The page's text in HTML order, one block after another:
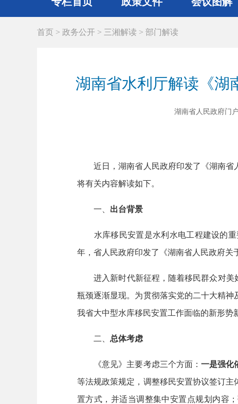
首页 > 政务公开 > 三湘解读 > 部门解读
湖南省水利厅解读《湖
湖南省人民政府门
近日，湖南省人民政府印发了《湖南省人
将有关内容解读如下。
一、 出台背景
水库移民安置是水利水电工程建设的重
年，省人民政府印发了《湖南省人民政府关
进入新时代新征程，随着移民群众对美
瓶颈逐渐显现。为贯彻落实党的二十大精
我省大中型水库移民安置工作面临的新形势
二、 总体考虑
《意见》主要考虑三个方面： 一是强化
等法规政策规定，调整移民安置协议签订
置方式，并适当调整集中安置点规划内容